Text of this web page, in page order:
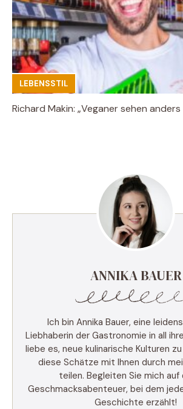
LEBENSSTIL
Richard Makin: „Veganer sehen
ANNIKA BAUER
Ich bin Annika Bauer, eine
Liebhaberin der Gastronomie in all
liebe es, neue kulinarische Kulturen
diese Schätze mit Ihnen durch
teilen. Begleiten Sie mich auf
Geschmacksabenteuer, bei dem
Geschichte erzählt!